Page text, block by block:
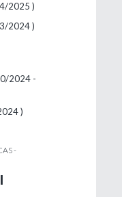
2025 )
2024 )
2024 -
)
-